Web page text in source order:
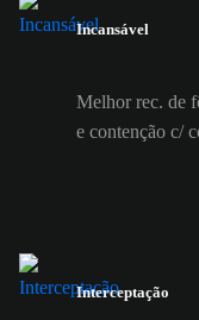
Incansável
Melhor rec. de
e contenção c/
Interceptação